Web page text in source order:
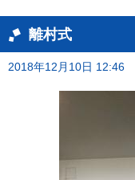
離村式
2018年12月10日 12:46